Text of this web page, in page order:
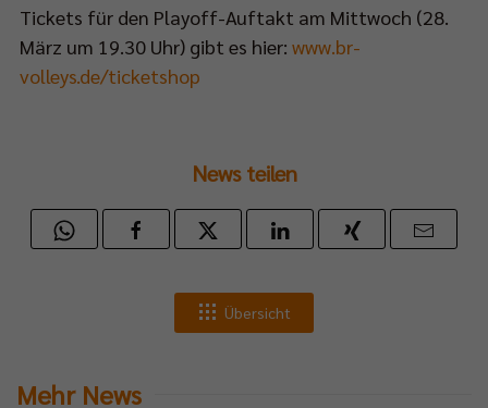
Tickets für den Playoff-Auftakt am Mittwoch (28.
März um 19.30 Uhr) gibt es hier: www.br-
volleys.de/ticketshop
News teilen
Übersicht
Mehr News